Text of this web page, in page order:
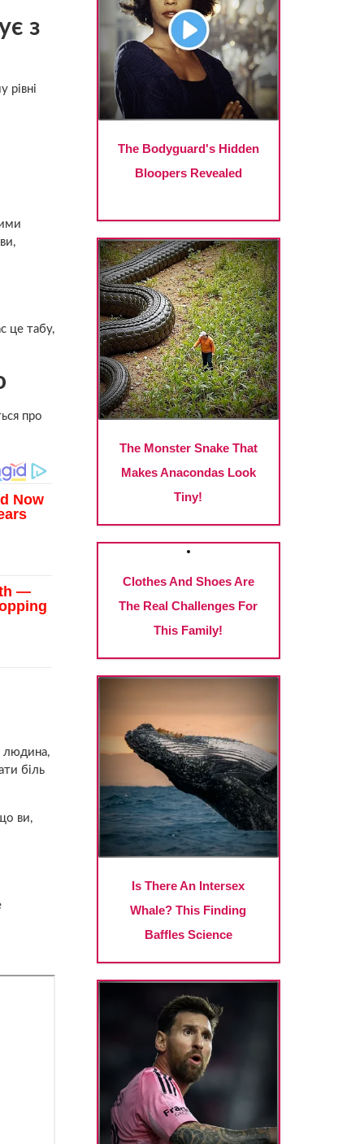
з
рівні
це табу,
про
людина,
біль
ви,